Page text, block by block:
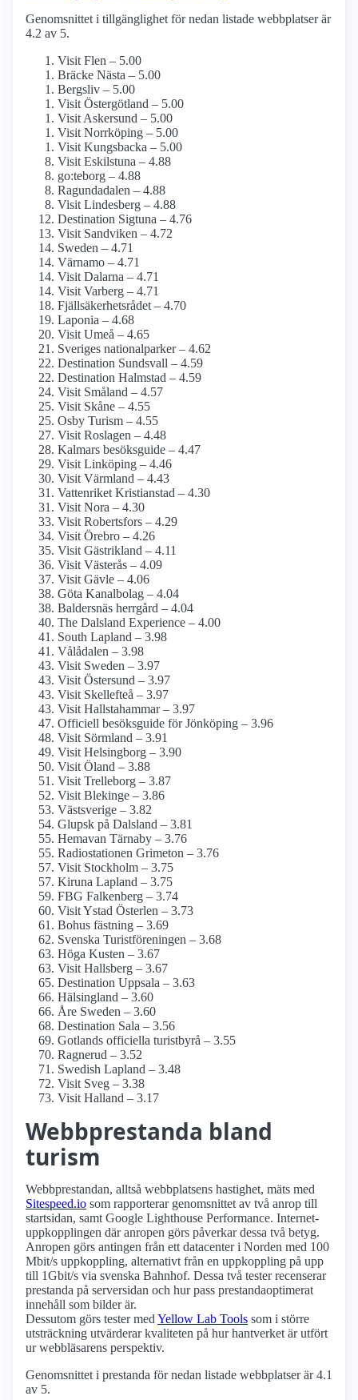
Genomsnittet i tillgänglighet för nedan listade webbplatser är
4.2 av 5.
Visit Flen – 5.00
Bräcke Nästa – 5.00
Bergsliv – 5.00
Visit Östergötland – 5.00
Visit Askersund – 5.00
Visit Norrköping – 5.00
Visit Kungsbacka – 5.00
Visit Eskilstuna – 4.88
go:teborg – 4.88
Ragundadalen – 4.88
Visit Lindesberg – 4.88
Destination Sigtuna – 4.76
Visit Sandviken – 4.72
Sweden – 4.71
Värnamo – 4.71
Visit Dalarna – 4.71
Visit Varberg – 4.71
Fjällsäkerhetsrådet – 4.70
Laponia – 4.68
Visit Umeå – 4.65
Sveriges nationalparker – 4.62
Destination Sundsvall – 4.59
Destination Halmstad – 4.59
Visit Småland – 4.57
Visit Skåne – 4.55
Osby Turism – 4.55
Visit Roslagen – 4.48
Kalmars besöksguide – 4.47
Visit Linköping – 4.46
Visit Värmland – 4.43
Vattenriket Kristianstad – 4.30
Visit Nora – 4.30
Visit Robertsfors – 4.29
Visit Örebro – 4.26
Visit Gästrikland – 4.11
Visit Västerås – 4.09
Visit Gävle – 4.06
Göta Kanalbolag – 4.04
Baldersnäs herrgård – 4.04
The Dalsland Experience – 4.00
South Lapland – 3.98
Vålådalen – 3.98
Visit Sweden – 3.97
Visit Östersund – 3.97
Visit Skellefteå – 3.97
Visit Hallstahammar – 3.97
Officiell besöksguide för Jönköping – 3.96
Visit Sörmland – 3.91
Visit Helsingborg – 3.90
Visit Öland – 3.88
Visit Trelleborg – 3.87
Visit Blekinge – 3.86
Västsverige – 3.82
Glupsk på Dalsland – 3.81
Hemavan Tärnaby – 3.76
Radiostationen Grimeton – 3.76
Visit Stockholm – 3.75
Kiruna Lapland – 3.75
FBG Falkenberg – 3.74
Visit Ystad Österlen – 3.73
Bohus fästning – 3.69
Svenska Turistföreningen – 3.68
Höga Kusten – 3.67
Visit Hallsberg – 3.67
Destination Uppsala – 3.63
Hälsingland – 3.60
Åre Sweden – 3.60
Destination Sala – 3.56
Gotlands officiella turistbyrå – 3.55
Ragnerud – 3.52
Swedish Lapland – 3.48
Visit Sveg – 3.38
Visit Halland – 3.17
Webbprestanda bland
turism
Webbprestandan, alltså webbplatsens hastighet, mäts med
Sitespeed.io som rapporterar genomsnittet av två anrop till
startsidan, samt Google Lighthouse Performance. Internet­
uppkopplingen där anropen görs påverkar dessa två betyg.
Anropen görs antingen från ett datacenter i Norden med 100
Mbit/s uppkoppling, alternativt från en uppkoppling på upp
till 1Gbit/s via svenska Bahnhof. Dessa två tester recenserar
prestanda på serversidan och hur pass prestanda­optimerat
innehåll som bilder är.
Dessutom görs tester med Yellow Lab Tools som i större
utsträckning utvärderar kvaliteten på hur hantverket är utfört
ur webbläsarens perspektiv.
Genomsnittet i prestanda för nedan listade webbplatser är 4.1
av 5.